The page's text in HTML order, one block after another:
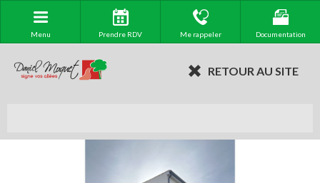
Menu Prendre RDV Me rappeler Documentation
RETOUR AU SITE